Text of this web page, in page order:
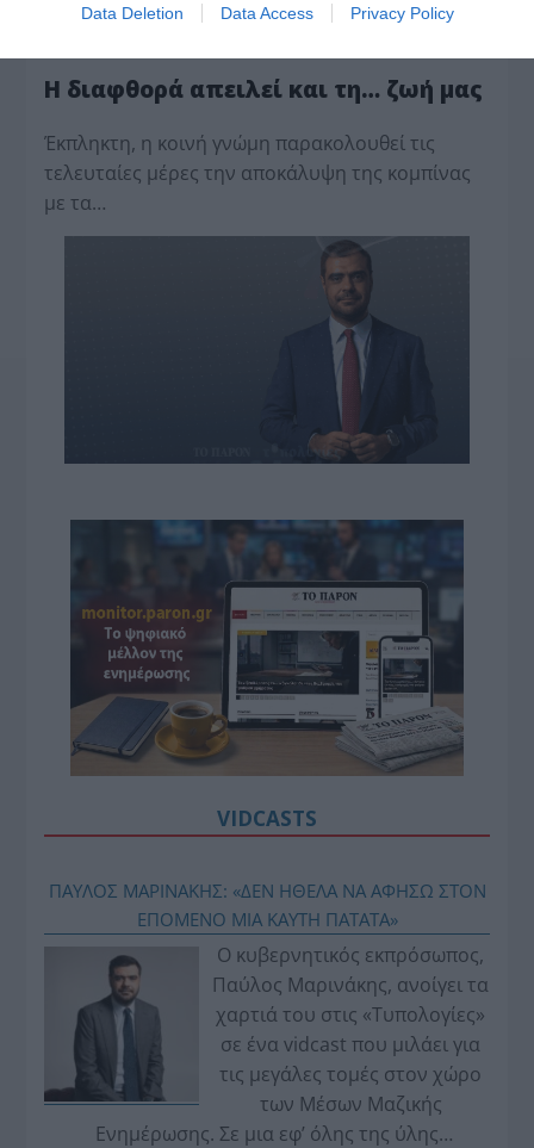
Data Deletion Data Access Privacy Policy
Η διαφθορά απειλεί και τη… ζωή μας
Έκπληκτη, η κοινή γνώμη παρακολουθεί τις
τελευταίες μέρες την αποκάλυψη της κο­μπίνας
με τα…
VIDCASTS
ΠΑΥΛΟΣ ΜΑΡΙΝΑΚΗΣ: «ΔΕΝ ΗΘΕΛΑ ΝΑ ΑΦΗΣΩ ΣΤΟΝ
ΕΠΟΜΕΝΟ ΜΙΑ ΚΑΥΤΗ ΠΑΤΑΤΑ»
Ο κυβερνητικός εκπρόσωπος,
Παύλος Μαρινάκης, ανοίγει τα
χαρτιά του στις «Τυπολογίες»
σε ένα vidcast που μιλάει για
τις μεγάλες τομές στον χώρο
των Μέσων Μαζικής
Ενημέρωσης. Σε μια εφ’ όλης της ύλης